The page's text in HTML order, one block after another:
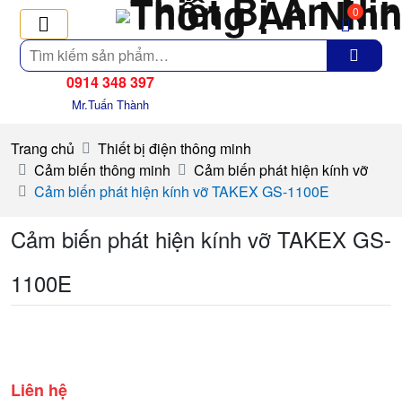
Tìm
kiếm
0
0914 348 397
Mr.Tuấn Thành
Trang chủ
Thiết bị điện thông minh
Cảm biến thông minh
Cảm biến phát hiện kính vỡ
Cảm biến phát hiện kính vỡ TAKEX GS-1100E
Cảm biến phát hiện kính vỡ TAKEX GS-
1100E
Liên hệ